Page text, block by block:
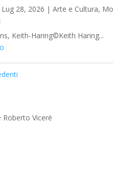
Lug 28, 2026 |Arte e Cultura,
Keith-Haring©Keith Haring...
Vicerè